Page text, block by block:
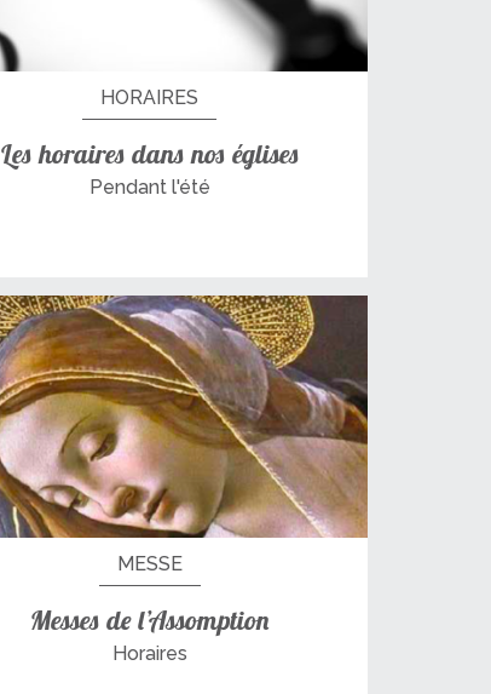
HORAIRES
Les horaires dans nos églises
Pendant l'été
MESSE
Messes de l’Assomption
Horaires